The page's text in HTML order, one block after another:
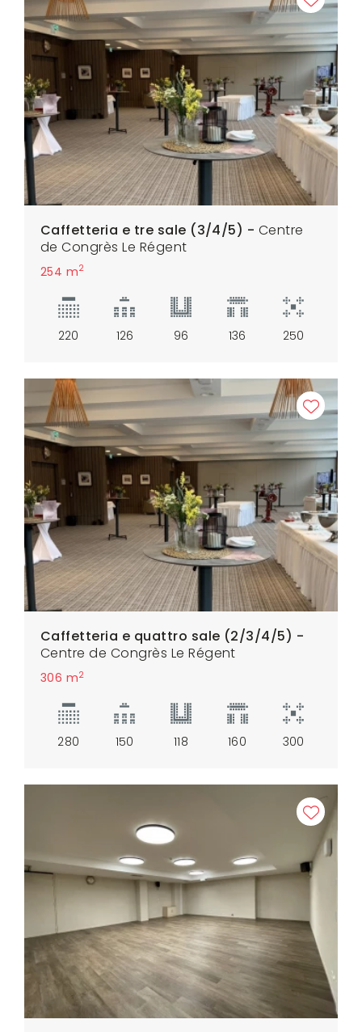
Caffetteria e tre sale (3/4/5) - Centre
de Congrès Le Régent
254 m2
220 126 96 136 250
Caffetteria e quattro sale (2/3/4/5) -
Centre de Congrès Le Régent
306 m2
280 150 118 160 300